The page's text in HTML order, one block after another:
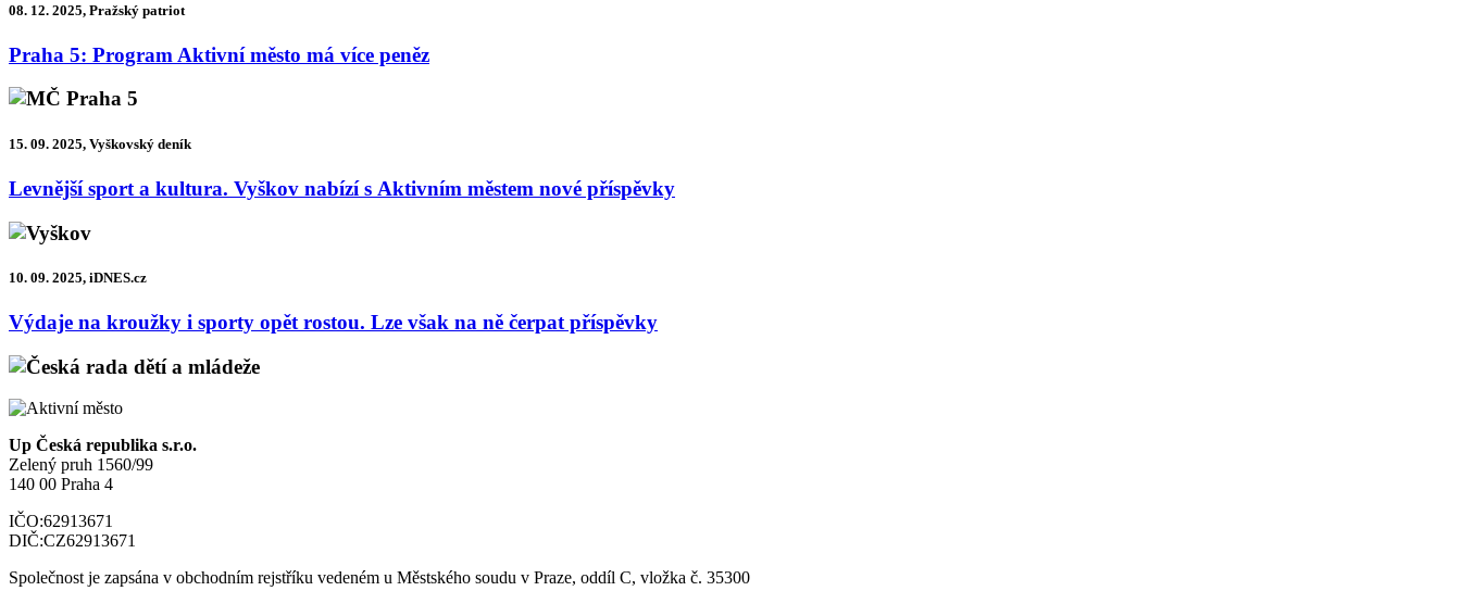
08. 12. 2025, Pražský patriot
Praha 5: Program Aktivní město má více peněz
15. 09. 2025, Vyškovský deník
Levnější sport a kultura. Vyškov nabízí s Aktivním městem nové příspěvky
10. 09. 2025, iDNES.cz
Výdaje na kroužky i sporty opět rostou. Lze však na ně čerpat příspěvky
Up Česká republika s.r.o.
Zelený pruh 1560/99
140 00 Praha 4
IČO:62913671
DIČ:CZ62913671
Společnost je zapsána v obchodním rejstříku vedeném u Městského soudu v Praze, oddíl C, vložka č. 35300